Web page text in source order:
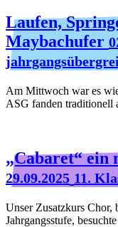
Laufen,
Maybachufer
Am Mittwoch war es
ASG fanden traditionell
„Cabaret“ ein
29.09.2025 11.
Unser Zusatzkurs Chor,
Jahrgangsstufe,